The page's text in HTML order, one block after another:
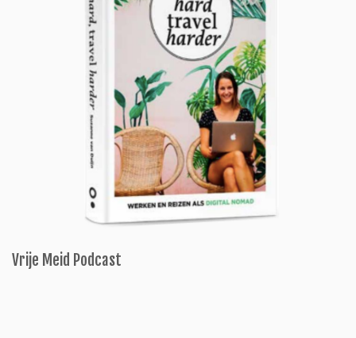
Vrije Meid Podcast